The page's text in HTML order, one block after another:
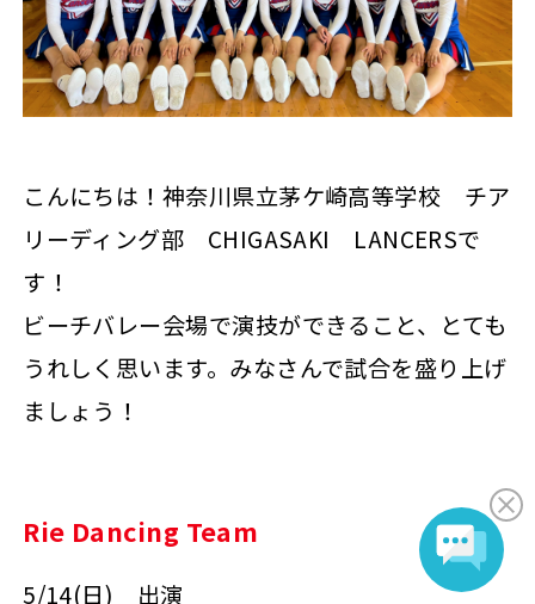
こんにちは！神奈川県立茅ケ崎高等学校 チア
リーディング部 CHIGASAKI LANCERSで
す！
ビーチバレー会場で演技ができること、とても
うれしく思います。みなさんで試合を盛り上げ
ましょう！
Rie Dancing Team
5/14(日) 出演